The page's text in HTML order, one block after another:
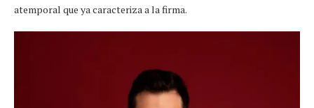
atemporal que ya caracteriza a la firma.